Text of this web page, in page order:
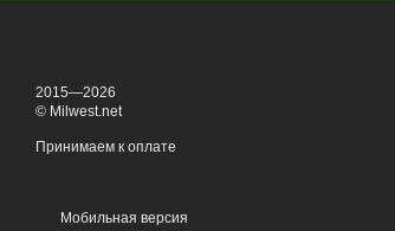
2015—2026
© Milwest.net
Принимаем к оплате
Мобильная версия